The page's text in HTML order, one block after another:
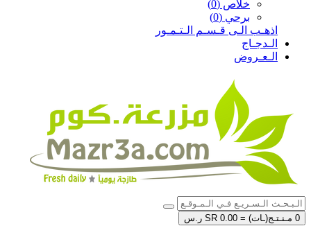
خلاص (0)
برحي (0)
اذهـب الـى قـسـم الـتـمـور
الـدجـاج
الـعـروض
0 مـنـتـج(ـات) = SR 0.00 ر.س